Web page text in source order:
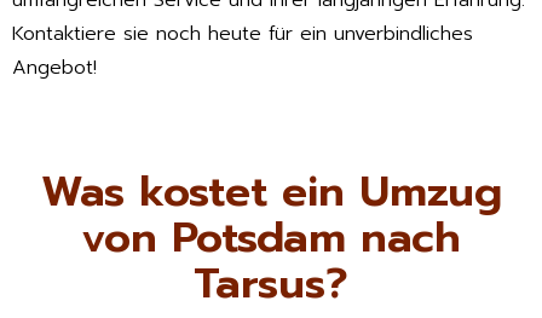
Kontaktiere sie noch heute für ein unverbindliches
Angebot!
Was kostet ein Umzug
von Potsdam nach
Tarsus?